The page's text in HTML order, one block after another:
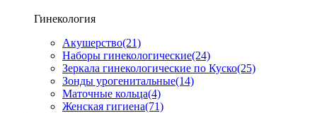
Гинекология
Акушерство(21)
Наборы гинекологические(24)
Зеркала гинекологические по Куско(25)
Зонды урогенитальные(14)
Маточные кольца(4)
Женская гигиена(71)